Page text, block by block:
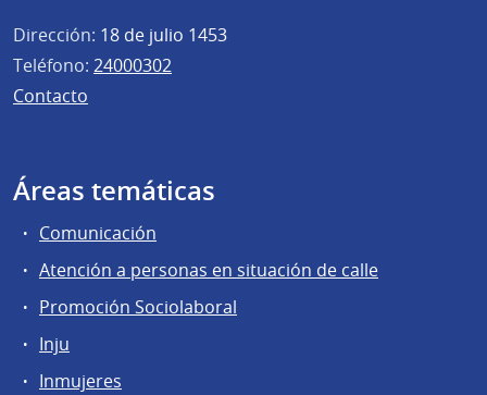
Dirección: 18 de julio 1453
Teléfono: 24000302
Contacto
Áreas temáticas
Comunicación
Atención a personas en situación de calle
Promoción Sociolaboral
Inju
Inmujeres